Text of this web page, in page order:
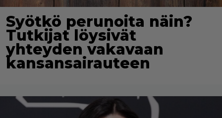
Syötkö perunoita näin?
Tutkijat löysivät
yhteyden vakavaan
kansansairauteen